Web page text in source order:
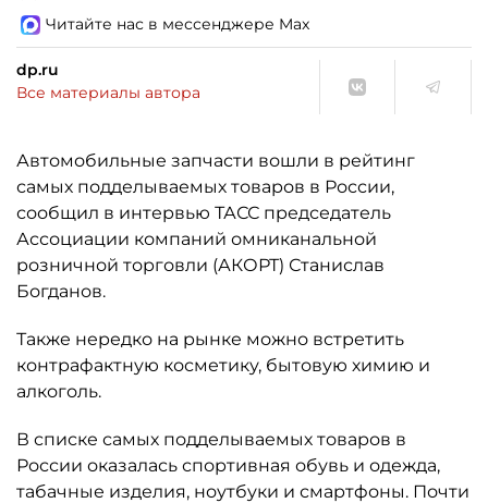
Читайте нас в мессенджере Max
dp.ru
Все материалы автора
Автомобильные запчасти вошли в рейтинг
самых подделываемых товаров в России,
сообщил в интервью ТАСС председатель
Ассоциации компаний омниканальной
розничной торговли (АКОРТ) Станислав
Богданов.
Также нередко на рынке можно встретить
контрафактную косметику, бытовую химию и
алкоголь.
В списке самых подделываемых товаров в
России оказалась спортивная обувь и одежда,
табачные изделия, ноутбуки и смартфоны. Почти